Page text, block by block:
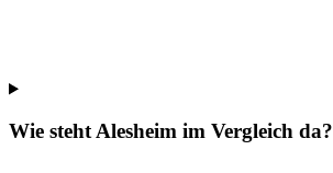
Wie steht Alesheim im Vergleich da?